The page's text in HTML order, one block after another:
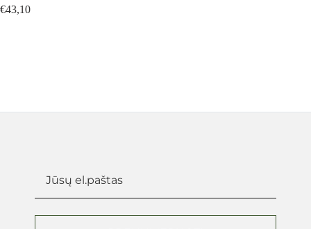
€43,10